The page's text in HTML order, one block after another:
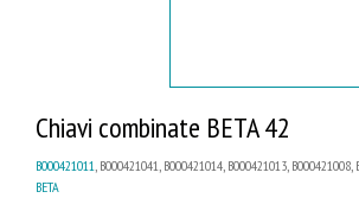
Chiavi combinate BETA 42
B000421011, B000421041, B000421014, B000421013, B000421008,
BETA